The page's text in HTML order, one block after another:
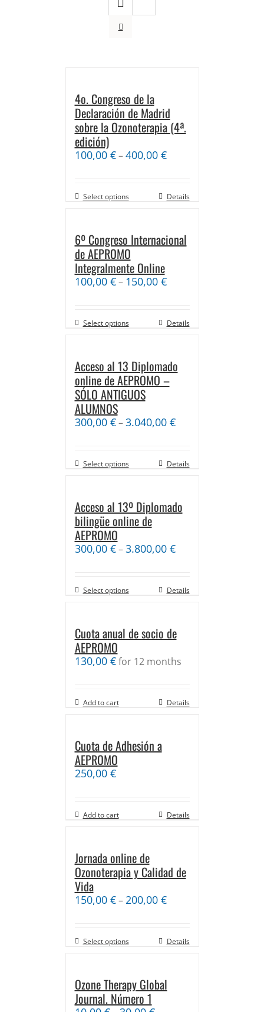
4o. Congreso de la
Declaración de Madrid
sobre la Ozonoterapia (4ª.
edición)
100,00 €–400,00 €
Select options Details
6º Congreso Internacional
de AEPROMO
Integralmente Online
100,00 €– 150,00 €
Select options Details
Acceso al 13 Diplomado
online de AEPROMO –
SÓLO ANTIGUOS
ALUMNOS
300,00 €–3.040,00 €
Select options Details
Acceso al 13º Diplomado
bilingüe online de
AEPROMO
300,00 €–3.800,00 €
Select options Details
Cuota anual de socio de
AEPROMO
130,00 €for 12 months
Add to cart Details
Cuota de Adhesión a
AEPROMO
250,00 €
Add to cart Details
Jornada online de
Ozonoterapia y Calidad de
Vida
150,00 €–200,00 €
Select options Details
Ozone Therapy Global
Journal. Número 1